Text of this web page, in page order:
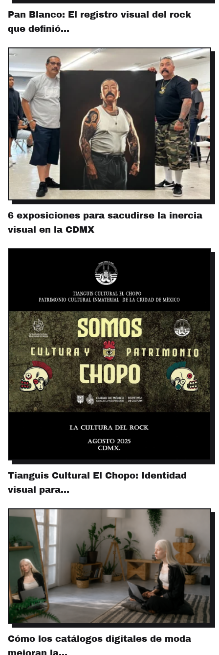
Pan Blanco: El registro visual del rock
que definió…
6 exposiciones para sacudirse la inercia
visual en la CDMX
Tianguis Cultural El Chopo: Identidad
visual para…
Cómo los catálogos digitales de moda